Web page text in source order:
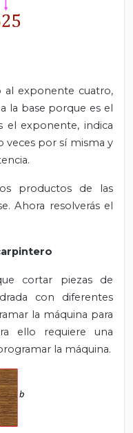
al exponente cuatro,
la base porque es el
el exponente, indica
veces por sí misma y
productos de las
Ahora resolverás el
cortar piezas de
con diferentes
la máquina para
ello requiere una
la máquina.